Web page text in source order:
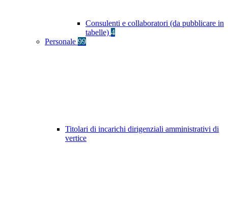
Consulenti e collaboratori (da pubblicare in
tabelle) 4
Personale 99
Titolari di incarichi dirigenziali amministrativi di
vertice